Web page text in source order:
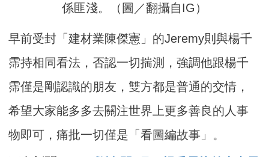
係匪淺。（圖／翻攝自IG）
早前受封「建材業陳傑憲」的Jeremy則與楊千
霈持相同看法，否認一切揣測，強調他跟楊千
霈僅是剛認識的朋友，雙方都是普通的交情，
希望大家能多多去關注世界上更多善良的人事
物即可，痛批一切僅是「看圖編故事」。